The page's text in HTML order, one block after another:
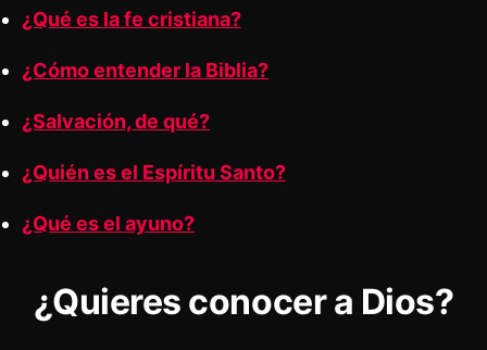
¿Qué es la fe cristiana?
¿Cómo entender la Biblia?
¿Salvación, de qué?
¿Quién es el Espíritu Santo?
¿Qué es el ayuno?
¿Quieres conocer a Dios?